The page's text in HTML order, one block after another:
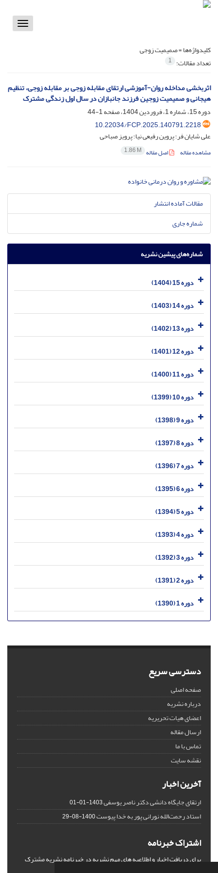
Toggle
کلیدواژه‌ها =صمیمیت زوجی
تعداد مقالات: 1
اثربخشی مداخله روان-آموزشی ارتقای مقابله زوجی بر مقابله زوجی، تنظیم
هیجانی و صمیمیت زوجین فرزند جانبازان در سال اول زندگی مشترک
دوره 15، شماره 1، فروردین 1404، صفحه
1-44
10.22034/FCP.2025.140791.2218
علی شایان فر؛ پروین رفیعی نیا؛ پرویز صباحی
مشاهده مقاله اصل مقاله 1.86 M
مقالات آماده انتشار
شماره جاری
شماره‌های پیشین نشریه
دوره 15 (1404)
دوره 14 (1403)
دوره 13 (1402)
دوره 12 (1401)
دوره 11 (1400)
دوره 10 (1399)
دوره 9 (1398)
دوره 8 (1397)
دوره 7 (1396)
دوره 6 (1395)
دوره 5 (1394)
دوره 4 (1393)
دوره 3 (1392)
دوره 2 (1391)
دوره 1 (1390)
دسترسی سریع
صفحه اصلی
درباره نشریه
اعضای هیات تحریریه
ارسال مقاله
تماس با ما
نقشه سایت
آخرین اخبار
ارتقای جایگاه دانشی دکتر ناصر یوسفی1403-01-01
استاد رحمت‌الله نورانی پور به خدا پیوست1400-08-29
اشتراک خبرنامه
برای دریافت اخبار و اطلاعیه های مهم نشریه در خبرنامه نشریه مشترک